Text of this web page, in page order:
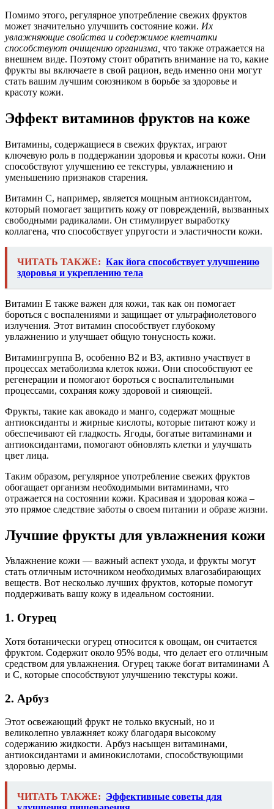
Помимо этого, регулярное употребление свежих фруктов
может значительно улучшить состояние кожи. Их
увлажняющие свойства и содержимое клетчатки
способствуют очищению организма, что также отражается на
внешнем виде. Поэтому стоит обратить внимание на то, какие
фрукты вы включаете в свой рацион, ведь именно они могут
стать вашим лучшим союзником в борьбе за здоровье и
красоту кожи.
Эффект витаминов фруктов на коже
Витамины, содержащиеся в свежих фруктах, играют
ключевую роль в поддержании здоровья и красоты кожи. Они
способствуют улучшению ее текстуры, увлажнению и
уменьшению признаков старения.
Витамин C, например, является мощным антиоксидантом,
который помогает защитить кожу от повреждений, вызванных
свободными радикалами. Он стимулирует выработку
коллагена, что способствует упругости и эластичности кожи.
ЧИТАТЬ ТАКЖЕ: Как йога способствует улучшению
здоровья и укреплению тела
Витамин E также важен для кожи, так как он помогает
бороться с воспалениями и защищает от ультрафиолетового
излучения. Этот витамин способствует глубокому
увлажнению и улучшает общую тонусность кожи.
Витамингруппа B, особенно B2 и B3, активно участвует в
процессах метаболизма клеток кожи. Они способствуют ее
регенерации и помогают бороться с воспалительными
процессами, сохраняя кожу здоровой и сияющей.
Фрукты, такие как авокадо и манго, содержат мощные
антиоксиданты и жирные кислоты, которые питают кожу и
обеспечивают ей гладкость. Ягоды, богатые витаминами и
антиоксидантами, помогают обновлять клетки и улучшать
цвет лица.
Таким образом, регулярное употребление свежих фруктов
обогащает организм необходимыми витаминами, что
отражается на состоянии кожи. Красивая и здоровая кожа –
это прямое следствие заботы о своем питании и образе жизни.
Лучшие фрукты для увлажнения кожи
Увлажнение кожи — важный аспект ухода, и фрукты могут
стать отличным источником необходимых влагозабирающих
веществ. Вот несколько лучших фруктов, которые помогут
поддерживать вашу кожу в идеальном состоянии.
1. Огурец
Хотя ботанически огурец относится к овощам, он считается
фруктом. Содержит около 95% воды, что делает его отличным
средством для увлажнения. Огурец также богат витаминами A
и C, которые способствуют улучшению текстуры кожи.
2. Арбуз
Этот освежающий фрукт не только вкусный, но и
великолепно увлажняет кожу благодаря высокому
содержанию жидкости. Арбуз насыщен витаминами,
антиоксидантами и аминокислотами, способствующими
здоровью дермы.
ЧИТАТЬ ТАКЖЕ: Эффективные советы для